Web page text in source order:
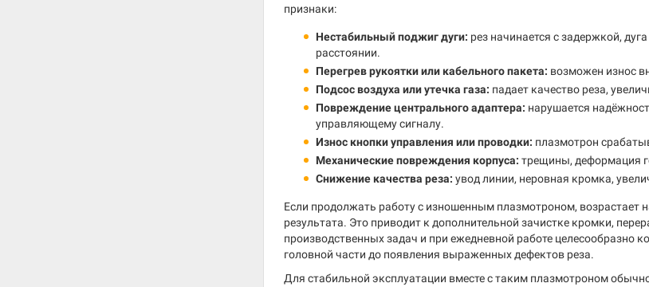
признаки:
Нестабильный поджиг дуги: рез начинается с задержкой,
расстоянии.
Перегрев рукоятки или кабельного пакета: возможен износ
Подсос воздуха или утечка газа: падает качество реза,
Повреждение центрального адаптера: нарушается
управляющему сигналу.
Износ кнопки управления или проводки: плазмотрон
Механические повреждения корпуса: трещины, деформация
Снижение качества реза: увод линии, неровная кромка,
Если продолжать работу с изношенным плазмотроном, возрастает
результата. Это приводит к дополнительной зачистке кромки,
производственных задач и при ежедневной работе целесообразно
головной части до появления выраженных дефектов реза.
Для стабильной эксплуатации вместе с таким плазмотроном